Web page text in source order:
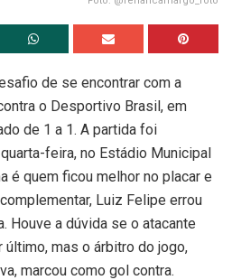
de se encontrar com a
o Desportivo Brasil, em
de 1 a 1. A partida foi
feira, no Estádio Municipal
é quem ficou melhor no placar e
Luiz Felipe errou
Houve a dúvida se o atacante
último, mas o árbitro do jogo,
marcou como gol contra.